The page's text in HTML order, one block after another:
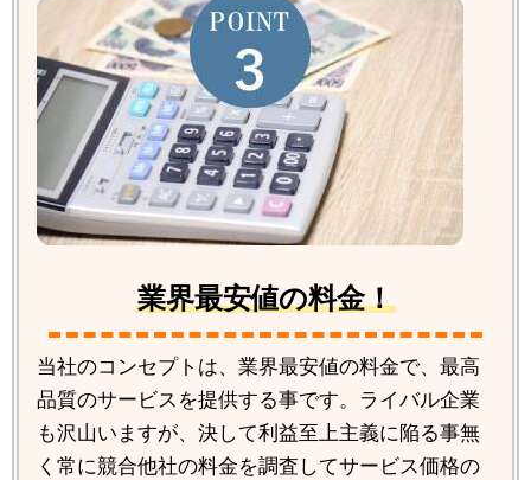
業界最安値の料金！
当社のコンセプトは、業界最安値の料金で、最高
品質のサービスを提供する事です。ライバル企業
も沢山いますが、決して利益至上主義に陥る事無
く常に競合他社の料金を調査してサービス価格の